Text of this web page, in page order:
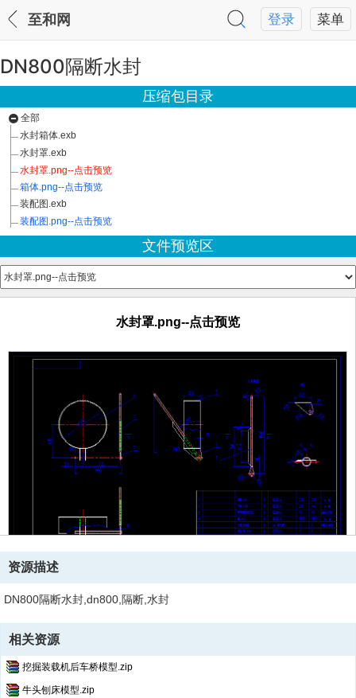
菜单
登录
至和网
DN800隔断水封
压缩包目录
全部
水封箱体.exb
水封罩.exb
水封罩.png--点击预览
箱体.png--点击预览
装配图.exb
装配图.png--点击预览
文件预览区
水封罩.png--点击预览
资源描述
DN800隔断水封,dn800,隔断,水封
相关资源
挖掘装载机后车桥模型.zip
牛头刨床模型.zip